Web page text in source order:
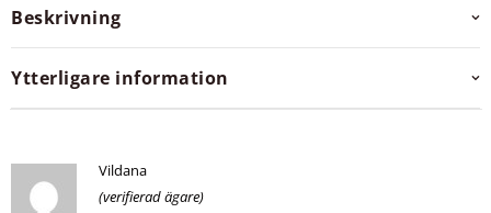
Beskrivning
Ytterligare information
Vildana
(verifierad ägare)